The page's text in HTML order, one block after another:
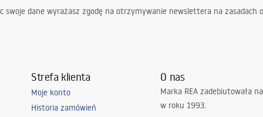
swoje dane wyrażasz zgodę na otrzymywanie newslettera na zasadach
Strefa klienta
Moje konto
Historia zamówień
O nas
Marka REA zadebiutowała
w roku 1993.